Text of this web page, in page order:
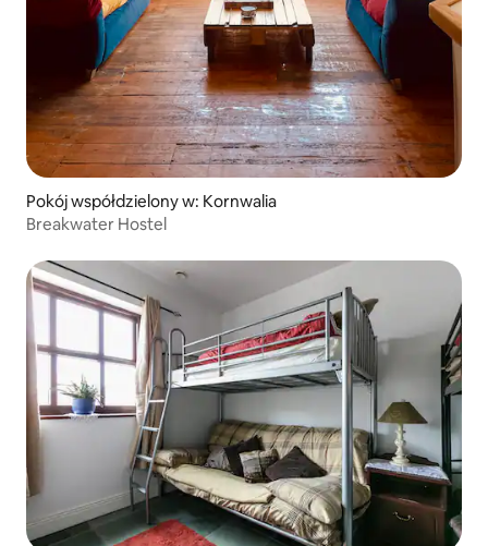
Pokój współdzielony w: Kornwalia
Breakwater Hostel